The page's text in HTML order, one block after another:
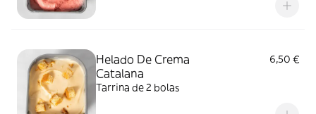
Helado De Crema
Catalana
6,50 €
Tarrina de 2 bolas